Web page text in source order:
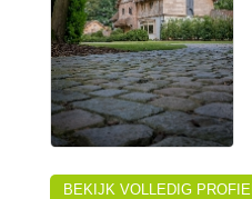
BEKIJK VOLLEDIG PROFIEL